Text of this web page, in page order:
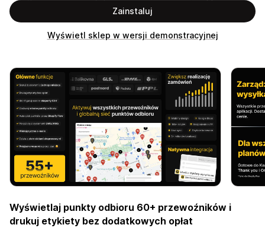
Zainstaluj
Wyświetl sklep w wersji demonstracyjnej
Wyświetlaj punkty odbioru 60+ przewoźników i
drukuj etykiety bez dodatkowych opłat